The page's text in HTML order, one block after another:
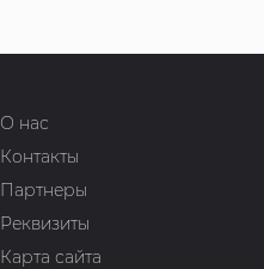
О нас
Контакты
Партнеры
Реквизиты
Карта сайта